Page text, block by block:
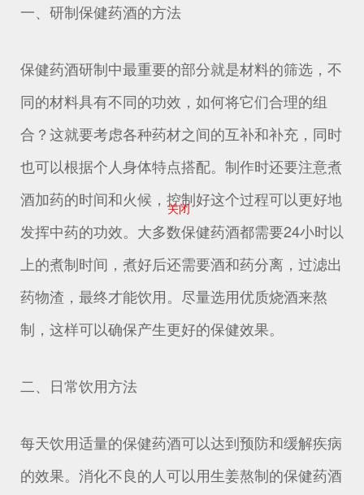
一、研制保健药酒的方法
保健药酒研制中最重要的部分就是材料的筛选，不
同的材料具有不同的功效，如何将它们合理的组
合？这就要考虑各种药材之间的互补和补充，同时
也可以根据个人身体特点搭配。制作时还要注意煮
酒加药的时间和火候，控制好这个过程可以更好地
发挥中药的功效。大多数保健药酒都需要24小时以
上的煮制时间，煮好后还需要酒和药分离，过滤出
药物渣，最终才能饮用。尽量选用优质烧酒来熬
制，这样可以确保产生更好的保健效果。
二、日常饮用方法
每天饮用适量的保健药酒可以达到预防和缓解疾病
的效果。消化不良的人可以用生姜熬制的保健药酒
关闭